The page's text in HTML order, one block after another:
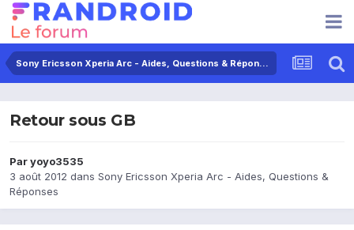
Sony Ericsson Xperia Arc - Aides, Questions & Réponses
Retour sous GB
Paryoyo3535
3 août 2012 dans Sony Ericsson Xperia Arc - Aides, Questions &
Réponses